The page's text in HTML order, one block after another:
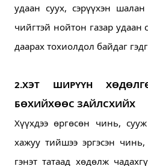
удаан суух, сэрүүхэн
чийгтэй нойтон газар удаан
даарах тохиолдол байдаг
2.ХЭТ ШИРҮҮН
БӨХИЙХӨӨС ЗАЙЛСХИЙХ
Хүүхдээ өргөсөн чинь,
хажуу тийшээ эргэсэн
гэнэт татаад хөдөлж